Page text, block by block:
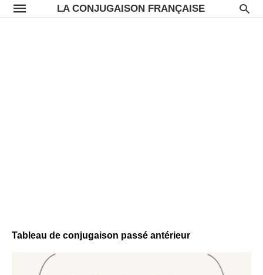
LA CONJUGAISON FRANÇAISE
Tableau de conjugaison passé antérieur